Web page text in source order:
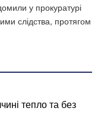
у прокуратурі
слідства, протягом
тепло та без